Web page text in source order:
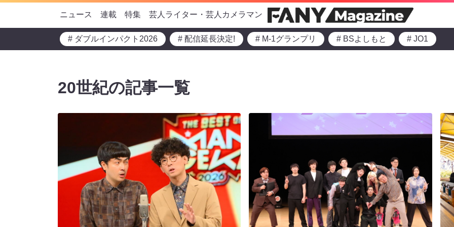
ニュース 連載 特集 芸人ライター・芸人カメラマン
# ダブルインパクト2026 # 配信延長決定! # M-1グランプリ # BSよしもと # JO1
20世紀の記事一覧